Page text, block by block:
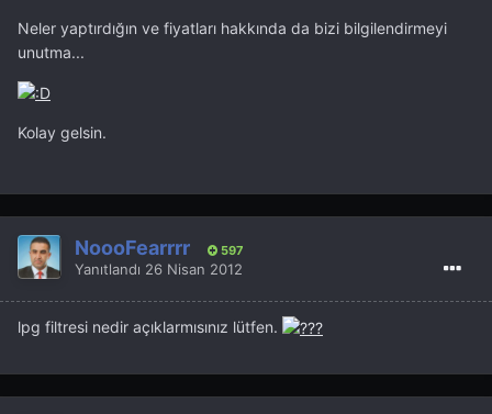
Neler yaptırdığın ve fiyatları hakkında da bizi bilgilendirmeyi
unutma...
Kolay gelsin.
NoooFearrrr 597
Yanıtlandı 26 Nisan 2012
lpg filtresi nedir açıklarmısınız lütfen.